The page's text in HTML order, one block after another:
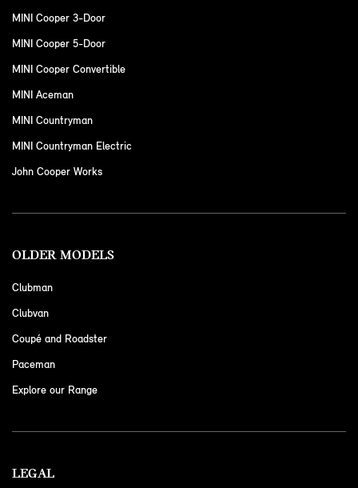
MINI Cooper 3-Door
MINI Cooper 5-Door
MINI Cooper Convertible
MINI Aceman
MINI Countryman
MINI Countryman Electric
John Cooper Works
OLDER MODELS
Clubman
Clubvan
Coupé and Roadster
Paceman
Explore our Range
LEGAL